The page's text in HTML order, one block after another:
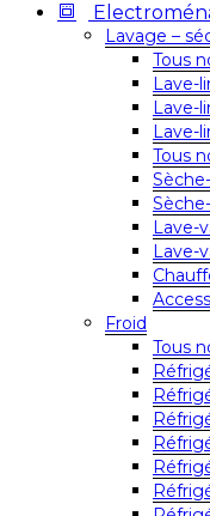
Lavage –
Tous
Lave-
Lave-
Lave-
Tous
Lave-
Lave-
Froid
Tous